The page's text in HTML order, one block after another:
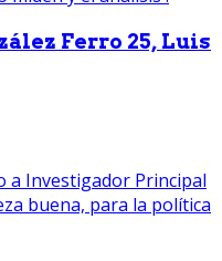
Ferro 25, Luis